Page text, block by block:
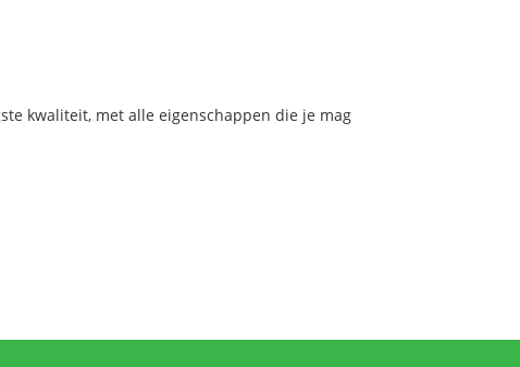
kwaliteit, met alle eigenschappen die je mag